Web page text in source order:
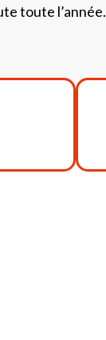
toute l’année.